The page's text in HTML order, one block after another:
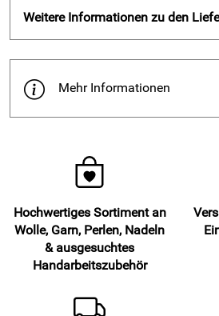
Weitere Informationen zu den
Mehr Informationen
Hochwertiges Sortiment an
Wolle, Garn, Perlen, Nadeln
& ausgesuchtes
Handarbeitszubehör